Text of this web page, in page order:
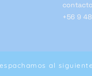
al
+56 9